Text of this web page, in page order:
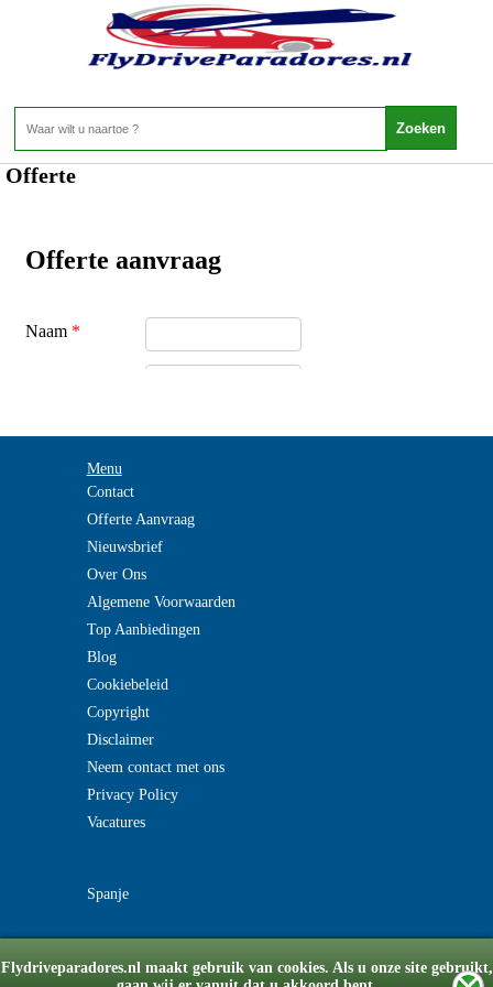
Flydriveparadores.nl maakt gebruik van cookies. Als u onze site gebruikt,
Offerte
Menu
Contact
Offerte Aanvraag
Nieuwsbrief
Over Ons
Algemene Voorwaarden
Top Aanbiedingen
Blog
Cookiebeleid
Copyright
Disclaimer
Neem contact met ons
Privacy Policy
Vacatures
Spanje